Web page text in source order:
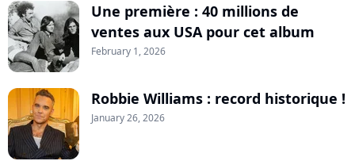
Une première : 40 millions de
ventes aux USA pour cet album
February 1, 2026
Robbie Williams : record historique !
January 26, 2026